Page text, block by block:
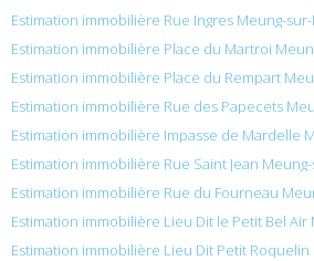
Estimation immobilière Rue Ingres Meung-
Estimation immobilière Place du Martroi
Estimation immobilière Place du Rempart
Estimation immobilière Rue des Papecets
Estimation immobilière Impasse de Mardelle
Estimation immobilière Rue Saint Jean
Estimation immobilière Rue du Fourneau
Estimation immobilière Lieu Dit le Petit Bel Air
Estimation immobilière Lieu Dit Petit